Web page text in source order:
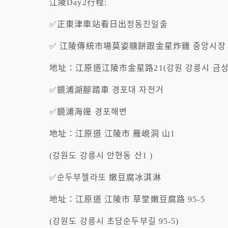
江陵Day2行程:
✅正東津車站看日出정동진일출
✅ 江陵傳統市場莫姿糖餅跟金星炸雞 중앙시장
地址：江原道江陵市金星路21 (강원 강릉시 금
✅鏡浦湖腳踏車 경포대 자전거
✅鏡浦海邊 경포해변
地址：江原道 江陵市 雁峴洞 山1
(강원도 강릉시 안현동 산1 )
✅순두부젤라또 嫩豆腐冰淇淋
地址：江原道 江陵市 草堂嫩豆腐路 95-5
(강원도 강릉시 초당순두부길 95-5)